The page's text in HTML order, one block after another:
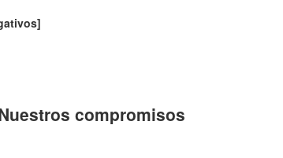
compromisos